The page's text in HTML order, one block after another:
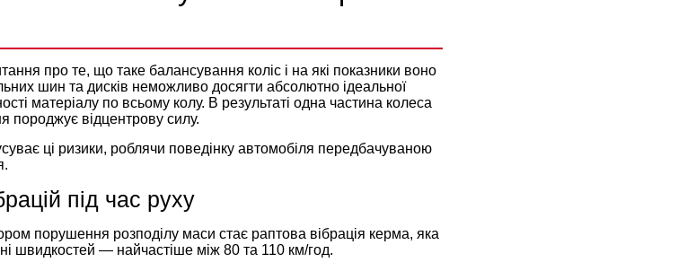
про те, що таке балансування коліс і на які показники воно
шин та дисків неможливо досягти абсолютно ідеальної
матеріалу по всьому колу. В результаті одна частина колеса
породжує відцентрову силу.
ці ризики, роблячи поведінку автомобіля передбачуваною
під час руху
порушення розподілу маси стає раптова вібрація керма, яка
швидкостей — найчастіше між 80 та 110 км/год.